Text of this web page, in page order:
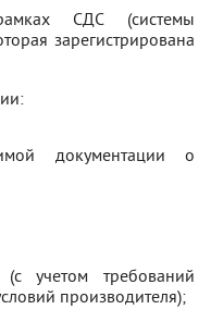
СДС (системы
зарегистрирована
документации о
(с учетом требований
производителя);